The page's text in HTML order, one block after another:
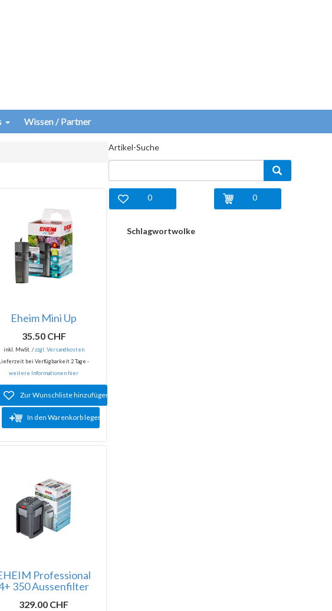
Wissen / Partner
Eheim Mini Up
35.50 CHF
inkl. MwSt. /zzgl. Versandkosten
bei Verfügbarkeit 2 Tage -
weitere Informationen hier
Zur Wunschliste hinzufügen
In den Warenkorb legen
Professional
350 Aussenfilter
329.00 CHF
Artikel-Suche
0
0
Schlagwortwolke